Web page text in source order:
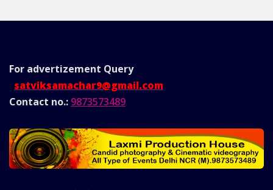
For advertizement Query
satviksamachar9@gmail.com
Contact no.: 9873573489